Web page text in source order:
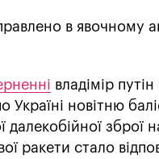
в явочному
владімір
Україні новітню
далекобійної зброї
ракети стало